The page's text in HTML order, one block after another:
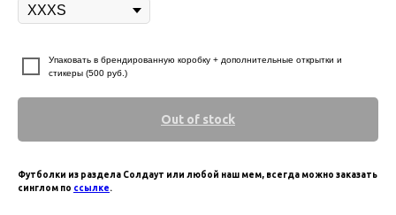
Упаковать в брендированную коробку + дополнительные открытки и
стикеры (500 руб.)
Out of stock
Футболки из раздела Солдаут или любой наш мем, всегда можно заказать
синглом по ссылке.